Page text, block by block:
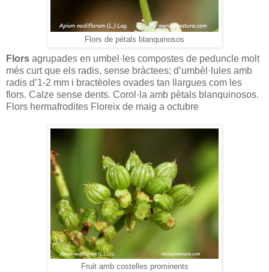
Flors de pètals blanquinosos
Flors agrupades en umbel·les compostes de peduncle molt
més curt que els radis, sense bràctees; d’umbèl·lules amb
radis d’1-2 mm i bractèoles ovades tan llargues com les
flors. Calze sense dents. Corol·la amb pètals blanquinosos.
Flors hermafrodites Floreix de maig a octubre
Fruit amb costelles prominents